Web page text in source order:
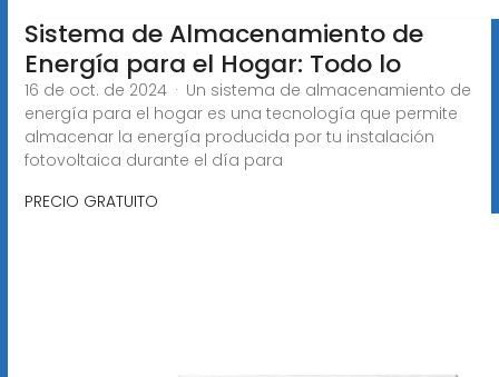
Sistema de Almacenamiento de
Energía para el Hogar: Todo lo
16 de oct. de 2024 · Un sistema de almacenamiento de
energía para el hogar es una tecnología que permite
almacenar la energía producida por tu instalación
fotovoltaica durante el día para
PRECIO GRATUITO